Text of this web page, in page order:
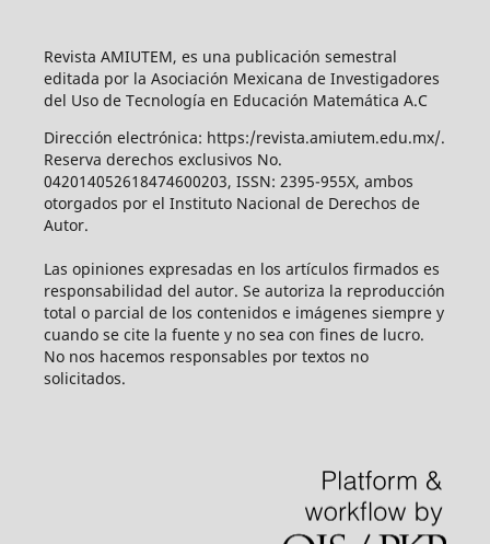
Revista AMIUTEM, es una publicación semestral
editada por la Asociación Mexicana de Investigadores
del Uso de Tecnología en Educación Matemática A.C
Dirección electrónica: https:/revista.amiutem.edu.mx/.
Reserva derechos exclusivos No.
042014052618474600203, ISSN: 2395-955X, ambos
otorgados por el Instituto Nacional de Derechos de
Autor.
Las opiniones expresadas en los artículos firmados es
responsabilidad del autor. Se autoriza la reproducción
total o parcial de los contenidos e imágenes siempre y
cuando se cite la fuente y no sea con fines de lucro.
No nos hacemos responsables por textos no
solicitados.